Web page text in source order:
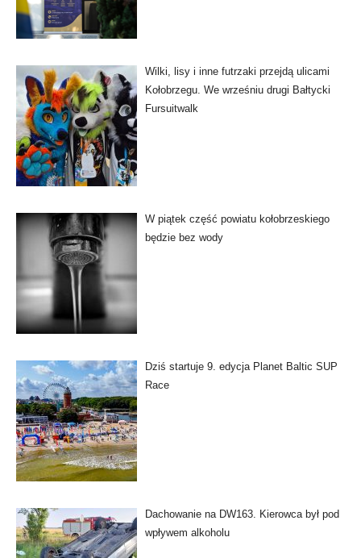
Wilki, lisy i inne futrzaki przejdą ulicami
Kołobrzegu. We wrześniu drugi Bałtycki
Fursuitwalk
W piątek część powiatu kołobrzeskiego
będzie bez wody
Dziś startuje 9. edycja Planet Baltic SUP
Race
Dachowanie na DW163. Kierowca był pod
wpływem alkoholu